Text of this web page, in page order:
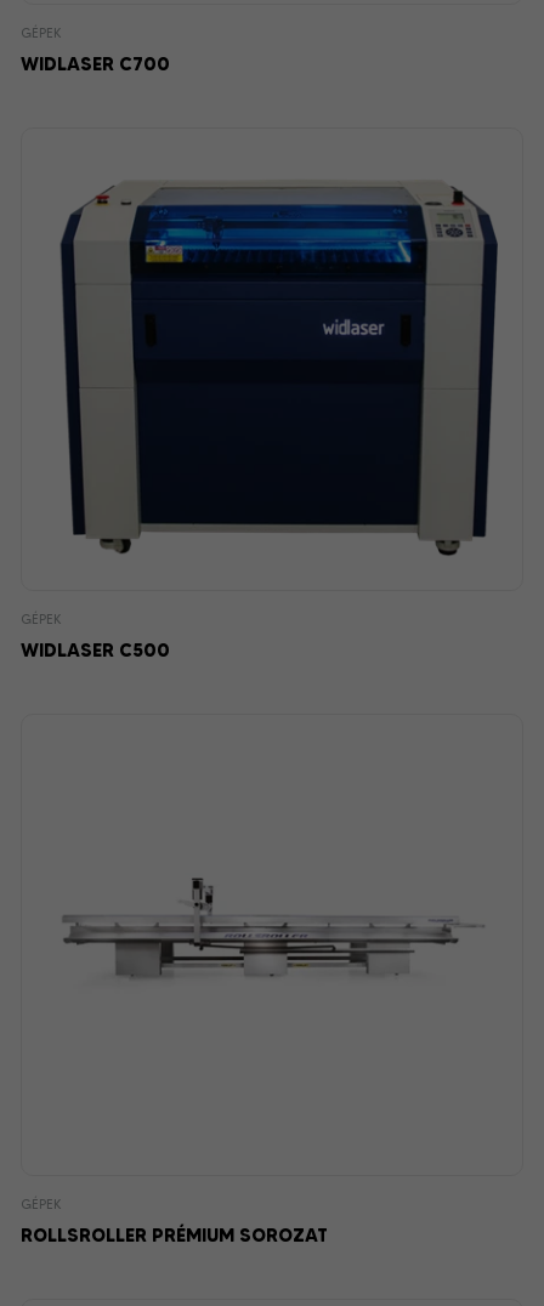
GÉPEK
WIDLASER C700
GÉPEK
WIDLASER C500
GÉPEK
ROLLSROLLER PRÉMIUM SOROZAT